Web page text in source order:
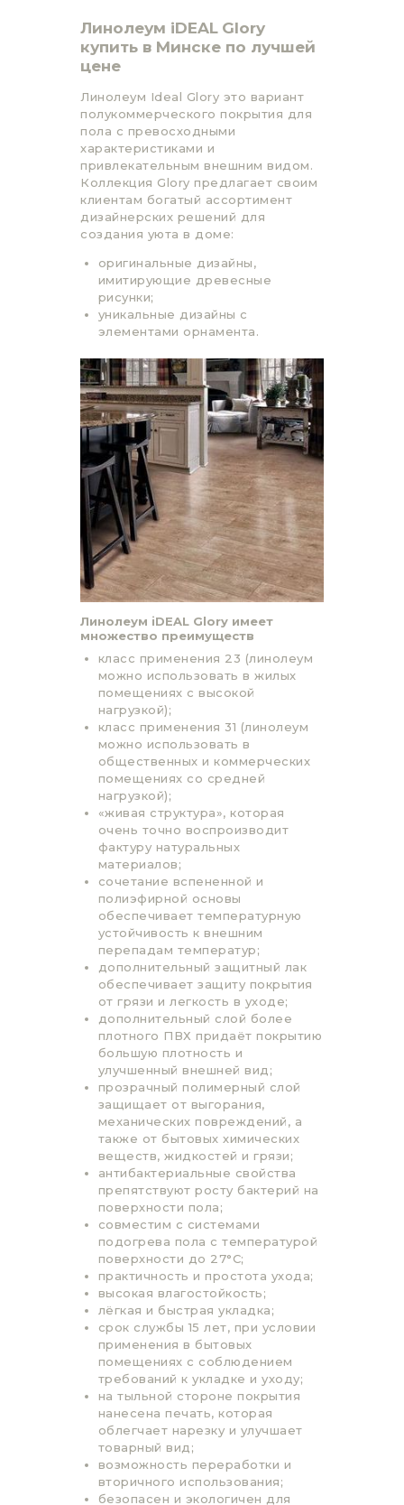
Линолеум iDEAL Glory
купить в Минске по лучшей
цене
Линолеум Ideal Glory это вариант
полукоммерческого покрытия для
пола с превосходными
характеристиками и
привлекательным внешним видом.
Коллекция Glory предлагает своим
клиентам богатый ассортимент
дизайнерских решений для
создания уюта в доме:
оригинальные дизайны,
имитирующие древесные
рисунки;
уникальные дизайны с
элементами орнамента.
Линолеум iDEAL Glory имеет
множество преимуществ
класс применения 23 (линолеум
можно использовать в жилых
помещениях с высокой
нагрузкой);
класс применения 31 (линолеум
можно использовать в
общественных и коммерческих
помещениях со средней
нагрузкой);
«живая структура», которая
очень точно воспроизводит
фактуру натуральных
материалов;
сочетание вспененной и
полиэфирной основы
обеспечивает температурную
устойчивость к внешним
перепадам температур;
дополнительный защитный лак
обеспечивает защиту покрытия
от грязи и легкость в уходе;
дополнительный слой более
плотного ПВХ придаёт покрытию
большую плотность и
улучшенный внешней вид;
прозрачный полимерный слой
защищает от выгорания,
механических повреждений, а
также от бытовых химических
веществ, жидкостей и грязи;
антибактериальные свойства
препятствуют росту бактерий на
поверхности пола;
совместим с системами
подогрева пола с температурой
поверхности до 27°C;
практичность и простота ухода;
высокая влагостойкость;
лёгкая и быстрая укладка;
срок службы 15 лет, при условии
применения в бытовых
помещениях с соблюдением
требований к укладке и уходу;
на тыльной стороне покрытия
нанесена печать, которая
облегчает нарезку и улучшает
товарный вид;
возможность переработки и
вторичного использования;
безопасен и экологичен для